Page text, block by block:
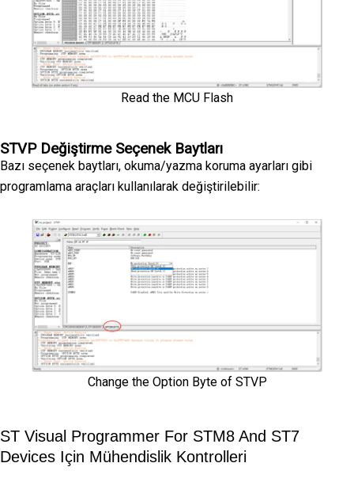
Read the MCU Flash
STVP Değiştirme Seçenek Baytları
Bazı seçenek baytları, okuma/yazma koruma ayarları gibi
programlama araçları kullanılarak değiştirilebilir:
Change the Option Byte of STVP
ST Visual Programmer For STM8 And ST7
Devices Için Mühendislik Kontrolleri